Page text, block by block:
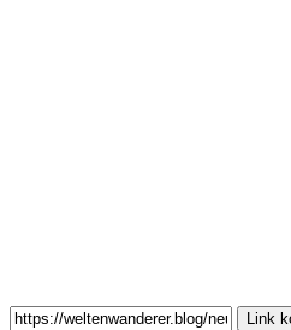
Link